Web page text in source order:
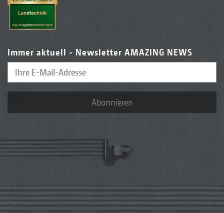
Immer aktuell - Newsletter AMAZING NEWS
Abonnieren